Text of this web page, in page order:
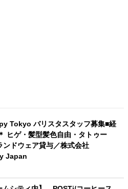
Tokyo バリスタスタッフ募集■経
ヒゲ・髪型髪色自由・タトゥー
ンドウェア貸与／株式会社
Japan